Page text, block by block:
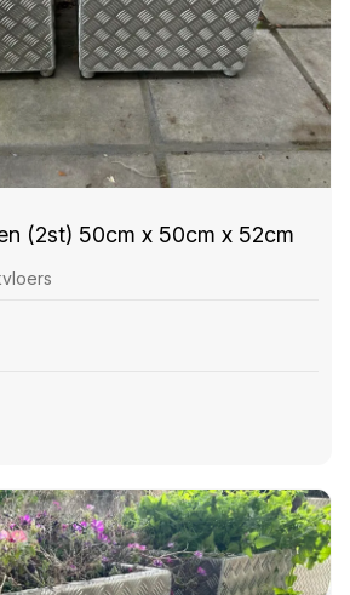
(2st) 50cm x 50cm x 52cm